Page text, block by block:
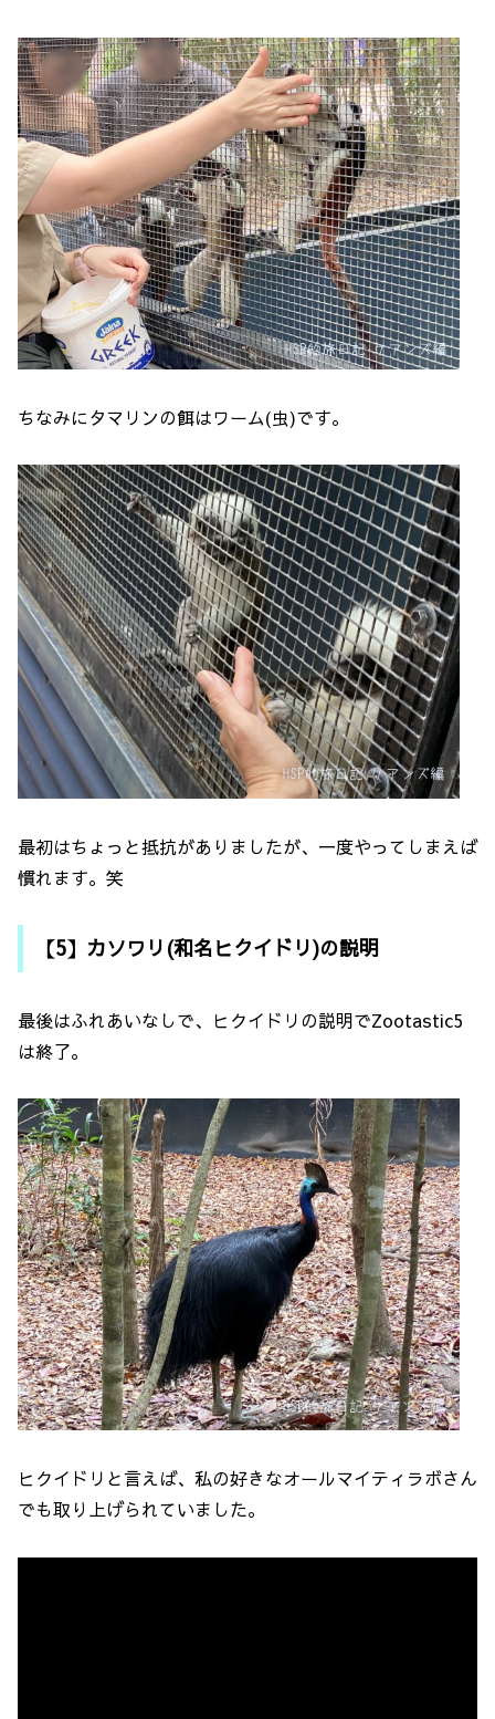
ちなみにタマリンの餌はワーム(虫)です。
最初はちょっと抵抗がありましたが、一度やってしまえば
慣れます。笑
【5】カソワリ(和名ヒクイドリ)の説明
最後はふれあいなしで、ヒクイドリの説明でZootastic5
は終了。
ヒクイドリと言えば、私の好きなオールマイティラボさん
でも取り上げられていました。